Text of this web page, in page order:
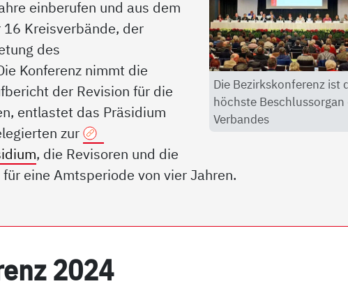
Die Bezirkskonferenz ist
höchste Beschlussorgan
Verbandes
einberufen und aus dem
Kreisverbände, der
des
Konferenz nimmt die
der Revision für die
entlastet das Präsidium
zur
, die Revisoren und die
eine Amtsperiode von vier Jahren.
2024